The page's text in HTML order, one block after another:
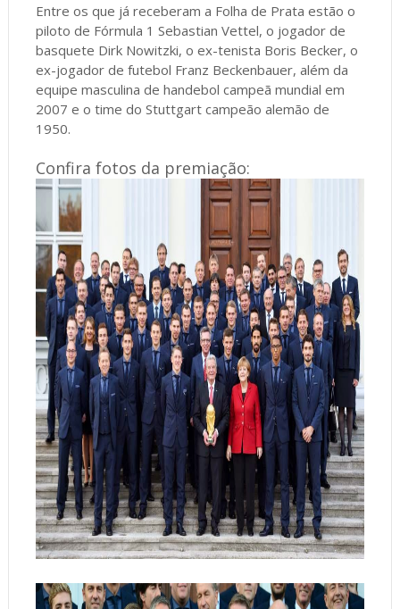
Entre os que já receberam a Folha de Prata estão o
piloto de Fórmula 1 Sebastian Vettel, o jogador de
basquete Dirk Nowitzki, o ex-tenista Boris Becker, o
ex-jogador de futebol Franz Beckenbauer, além da
equipe masculina de handebol campeã mundial em
2007 e o time do Stuttgart campeão alemão de
1950.
Confira fotos da premiação: